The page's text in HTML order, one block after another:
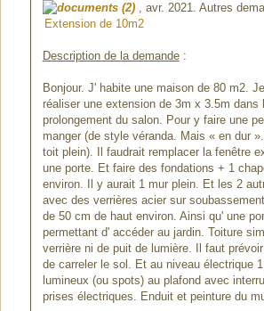
(2) , avr. 2021. Autres
Extension de 10m2
Description de la demande:
Bonjour. J' habite une maison de 80 m2.
réaliser une extension de 3m x 3.5m dans
prolongement du salon. Pour y faire une
manger (de style véranda. Mais « en dur
toit plein). Il faudrait remplacer la fenêtre
une porte. Et faire des fondations + 1
environ. Il y aurait 1 mur plein. Et les 2
avec des verrières acier sur
de 50 cm de haut environ. Ainsi qu' une
permettant d' accéder au jardin. Toiture
verrière ni de puit de lumière. Il faut
de carreler le sol. Et au niveau électrique
lumineux (ou spots) au plafond avec
prises électriques. Enduit et peinture du